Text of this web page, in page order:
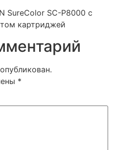
SureColor SC-P8000 с
картриджей
*